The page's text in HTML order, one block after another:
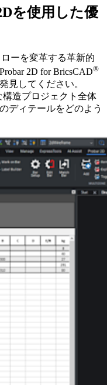
を使用した優
ーを変革する革新的
2D for BricsCAD®
見してください。
構造プロジェクト全体
ディテールをどのよう